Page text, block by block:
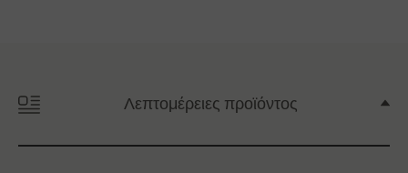
Λεπτομέρειες προϊόντος